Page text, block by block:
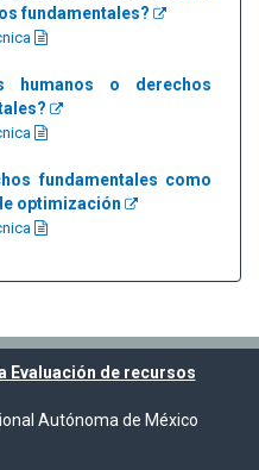
fundamentales?
humanos o derechos
fundamentales como
optimización
Evaluación de recursos
Autónoma de México